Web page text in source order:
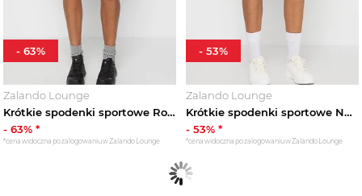
Zalando Lounge
Krótkie spodenki sportowe Rossignol piaskowy
-63% *
*cena widoczna po zalogowaniu w Zalando Lounge
-63%
Zalando Lounge
Krótkie spodenki sportowe New Balance fioletowy
- 53% *
*cena widoczna po zalogowaniu w Zalando Lounge
- 53%